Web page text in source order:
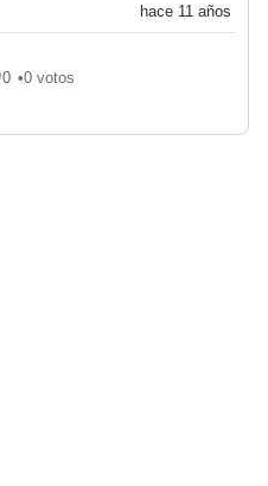
hace 11 años
0 me gusta
•0 votos